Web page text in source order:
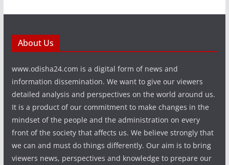
About Us
www.odisha24.com is a digital form of news and
information dissemination. We want to give our viewers
detailed analysis and perspectives on the world around us.
It is a product of our commitment to make changes in the
mindset of the people and the administration on every
front of the society that affects us. We believe strongly that
we can and must do things differently. Our aim is to bring
viewers news, perspectives and knowledge to prepare our